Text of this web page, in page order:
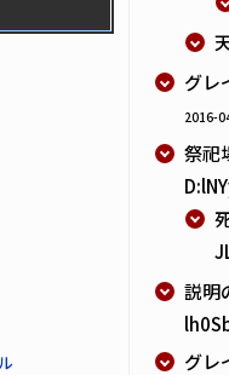
グレ
2016-
祭祀
説明
グレ